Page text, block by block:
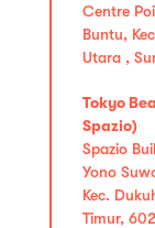
Centre
Buntu,
Utara ,
Tokyo
Spazio)
Spazio
Yono
Kec.
Timur,